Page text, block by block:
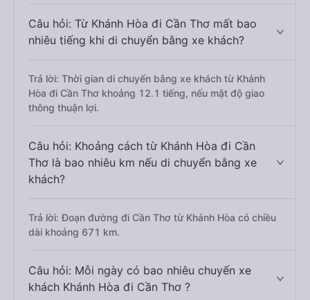
Câu hỏi: Từ Khánh Hòa đi Cần Thơ mất bao
nhiêu tiếng khi di chuyển bằng xe khách?
Trả lời: Thời gian di chuyển bằng xe khách từ Khánh
Hòa đi Cần Thơ khoảng 12.1 tiếng, nếu mật độ giao
thông thuận lợi.
Câu hỏi: Khoảng cách từ Khánh Hòa đi Cần
Thơ là bao nhiêu km nếu di chuyển bằng xe
khách?
Trả lời: Đoạn đường đi Cần Thơ từ Khánh Hòa có chiều
dài khoảng 671 km.
Câu hỏi: Mỗi ngày có bao nhiêu chuyến xe
khách Khánh Hòa đi Cần Thơ ?